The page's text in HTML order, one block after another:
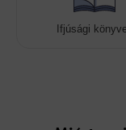
Ifjúsági